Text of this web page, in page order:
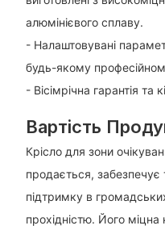
алюмінієвого сплаву.
- Налаштовувані
будь-якому
- Вісімрічна гарантія та
Вартість
Крісло для зони
продається,
підтримку в
прохідністю. Його міцна